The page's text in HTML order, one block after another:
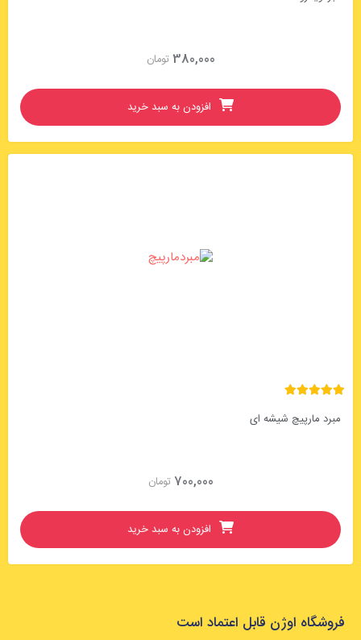
تومان
افزودن به سبد خرید
شیشه ای
تومان
افزودن به سبد خرید
اوژن قابل اعتماد است